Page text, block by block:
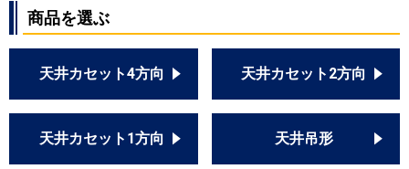
商品を選ぶ
天井カセット4方向 天井カセット2方向
天井カセット1方向 天井吊形